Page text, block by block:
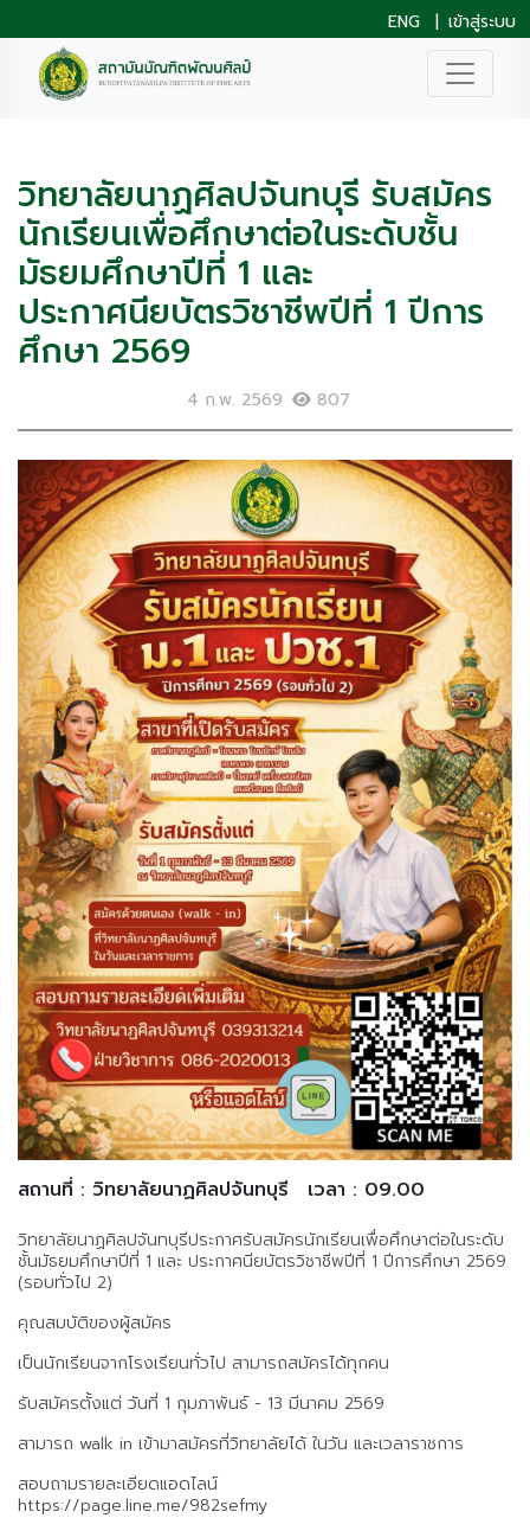
ENG | เข้าสู่ระบบ
วิทยาลัยนาฏศิลปจันทบุรี รับสมัคร
นักเรียนเพื่อศึกษาต่อในระดับชั้น
มัธยมศึกษาปีที่ 1 และ
ประกาศนียบัตรวิชาชีพปีที่ 1 ปีการ
ศึกษา 2569
4 ก.พ. 2569 807
สถานที่ : วิทยาลัยนาฏศิลปจันทบุรี เวลา : 09.00
วิทยาลัยนาฏศิลปจันทบุรีประกาศรับสมัครนักเรียนเพื่อศึกษาต่อในระดับ
ชั้นมัธยมศึกษาปีที่ 1 และ ประกาศนียบัตรวิชาชีพปีที่ 1 ปีการศึกษา 2569
(รอบทั่วไป 2)
คุณสมบัติของผู้สมัคร
เป็นนักเรียนจากโรงเรียนทั่วไป สามารถสมัครได้ทุกคน
รับสมัครตั้งแต่ วันที่ 1 กุมภาพันธ์ - 13 มีนาคม 2569
สามารถ walk in เข้ามาสมัครที่วิทยาลัยได้ ในวัน และเวลาราชการ
สอบถามรายละเอียดแอดไลน์
https://page.line.me/982sefmy